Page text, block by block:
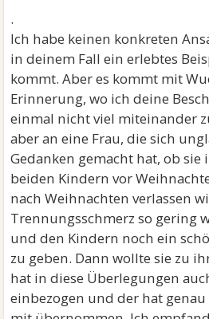
.
Ich habe keinen konkreten
in deinem Fall ein erlebtes
kommt. Aber es kommt mit
Erinnerung, wo ich deine
einmal nicht viel miteinander
aber an eine Frau, die sich
Gedanken gemacht hat, ob
beiden Kindern vor
nach Weihnachten verlassen
Trennungsschmerz so gering
und den Kindern noch ein
zu geben. Dann wollte sie zu
hat in diese Überlegungen
einbezogen und der hat